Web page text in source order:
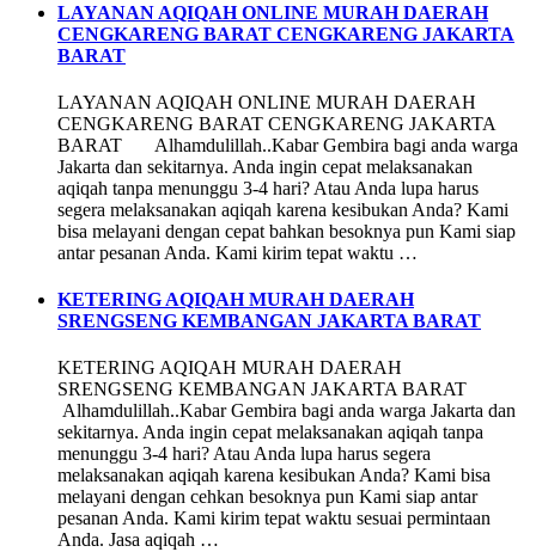
LAYANAN AQIQAH ONLINE MURAH DAERAH
CENGKARENG BARAT CENGKARENG JAKARTA
BARAT
LAYANAN AQIQAH ONLINE MURAH DAERAH
CENGKARENG BARAT CENGKARENG JAKARTA
BARAT Alhamdulillah..Kabar Gembira bagi anda warga
Jakarta dan sekitarnya. Anda ingin cepat melaksanakan
aqiqah tanpa menunggu 3-4 hari? Atau Anda lupa harus
segera melaksanakan aqiqah karena kesibukan Anda? Kami
bisa melayani dengan cepat bahkan besoknya pun Kami siap
antar pesanan Anda. Kami kirim tepat waktu …
KETERING AQIQAH MURAH DAERAH
SRENGSENG KEMBANGAN JAKARTA BARAT
KETERING AQIQAH MURAH DAERAH
SRENGSENG KEMBANGAN JAKARTA BARAT
Alhamdulillah..Kabar Gembira bagi anda warga Jakarta dan
sekitarnya. Anda ingin cepat melaksanakan aqiqah tanpa
menunggu 3-4 hari? Atau Anda lupa harus segera
melaksanakan aqiqah karena kesibukan Anda? Kami bisa
melayani dengan cehkan besoknya pun Kami siap antar
pesanan Anda. Kami kirim tepat waktu sesuai permintaan
Anda. Jasa aqiqah …